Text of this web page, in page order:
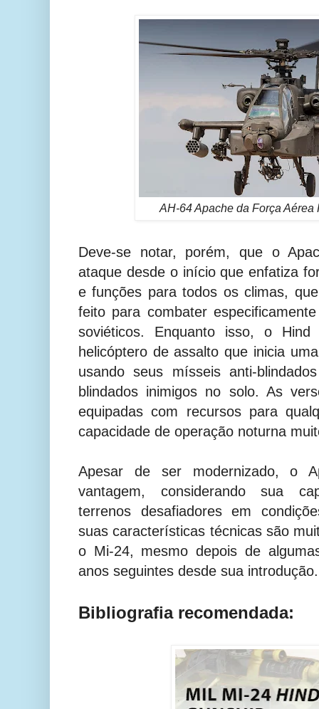
AH-64 Apache daForça Aérea
Deve-se notar, porém, que o
ataque desde o início que enfatiza
e funções para todos os climas,
feito para combater
soviéticos. Enquanto isso, o
helicóptero de assalto que inicia
usando seus mísseis anti-
blindados inimigos no solo. As
equipadas com recursos para
capacidade de operação noturna
Apesar de ser modernizado, o
vantagem, considerando sua
terrenos desafiadores em
suas características técnicas são
o Mi-24, mesmo depois de
anos seguintes desde sua introdução.
Bibliografia recomendada: